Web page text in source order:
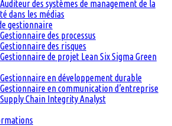
des systèmes de management de la
dans les médias
gestionnaire
des processus
des risques
Gestionnaire de projet Lean Six Sigma Green
Gestionnaire en développement durable
Gestionnaire en communication d’entreprise
Supply Chain Integrity Analyst